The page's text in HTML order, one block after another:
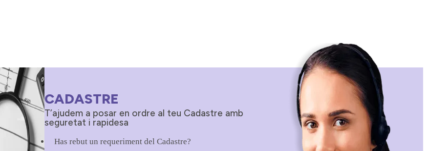
CADASTRE
T’ajudem a posar en ordre al teu Cadastre amb
seguretat i rapidesa
Has rebut un requeriment del Cadastre?